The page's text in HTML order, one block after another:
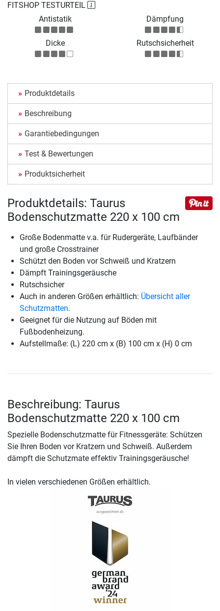
FITSHOP TESTURTEIL
Antistatik
Dämpfung
Dicke Rutschsicherheit
Produktdetails
Beschreibung
Garantiebedingungen
Test & Bewertungen
Produktsicherheit
Produktdetails: Taurus
Bodenschutzmatte 220 x 100 cm
Große Bodenmatte v.a. für Rudergeräte, Laufbänder
und große Crosstrainer
Schützt den Boden vor Schweiß und Kratzern
Dämpft Trainingsgeräusche
Rutschsicher
Auch in anderen Größen erhältlich: Übersicht aller
Schutzmatten.
Geeignet für die Nutzung auf Böden mit
Fußbodenheizung.
Aufstellmaße: (L) 220 cm x (B) 100 cm x (H) 0 cm
Beschreibung: Taurus
Bodenschutzmatte 220 x 100 cm
Spezielle Bodenschutzmatte für Fitnessgeräte: Schützen
Sie Ihren Boden vor Kratzern und Schweiß. Außerdem
dämpft die Schutzmate effektiv Trainingsgeräusche!
In vielen verschiedenen Größen erhältlich.